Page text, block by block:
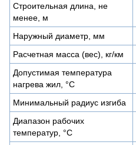
Строительная длина, не
менее, м
Наружный диаметр, мм
Расчетная масса (вес), кг/км
Допустимая температура
нагрева жил, °С
Минимальный радиус изгиба
Диапазон рабочих
температур, °C